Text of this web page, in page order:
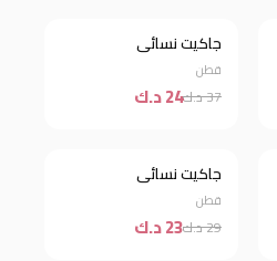
خصم 35%
جاكيت نسائي
قطن
37 د.ك 24 د.ك
خصم 21%
جاكيت نسائي
قطن
29 د.ك 23 د.ك